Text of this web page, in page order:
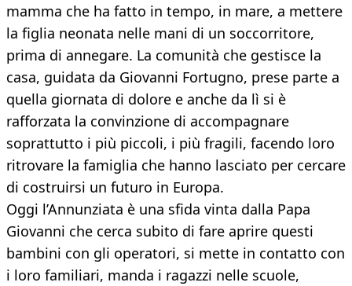
mamma che ha fatto in tempo, in mare, a mettere
la figlia neonata nelle mani di un soccorritore,
prima di annegare. La comunità che gestisce la
casa, guidata da Giovanni Fortugno, prese parte a
quella giornata di dolore e anche da lì si è
rafforzata la convinzione di accompagnare
soprattutto i più piccoli, i più fragili, facendo loro
ritrovare la famiglia che hanno lasciato per cercare
di costruirsi un futuro in Europa.
Oggi l’Annunziata è una sfida vinta dalla Papa
Giovanni che cerca subito di fare aprire questi
bambini con gli operatori, si mette in contatto con
i loro familiari, manda i ragazzi nelle scuole,